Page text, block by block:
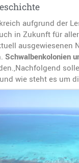
aufgrund der
in Zukunft für
Schwalbenkolonien
wie steht es um